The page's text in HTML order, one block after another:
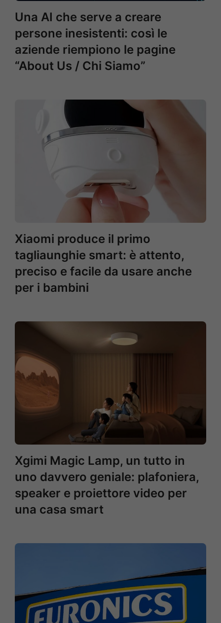
Una AI che serve a creare
persone inesistenti: così le
aziende riempiono le pagine
“About Us / Chi Siamo”
Xiaomi produce il primo
tagliaunghie smart: è attento,
preciso e facile da usare anche
per i bambini
Xgimi Magic Lamp, un tutto in
uno davvero geniale: plafoniera,
speaker e proiettore video per
una casa smart